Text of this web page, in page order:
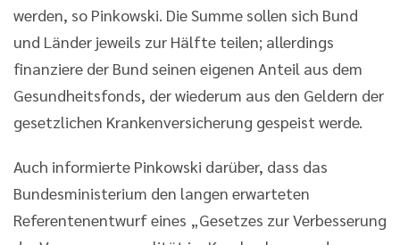
werden, so Pinkowski. Die Summe sollen sich Bund
und Länder jeweils zur Hälfte teilen; allerdings
finanziere der Bund seinen eigenen Anteil aus dem
Gesundheitsfonds, der wiederum aus den Geldern der
gesetzlichen Krankenversicherung gespeist werde.
Auch informierte Pinkowski darüber, dass das
Bundesministerium den langen erwarteten
Referentenentwurf eines „Gesetzes zur Verbesserung